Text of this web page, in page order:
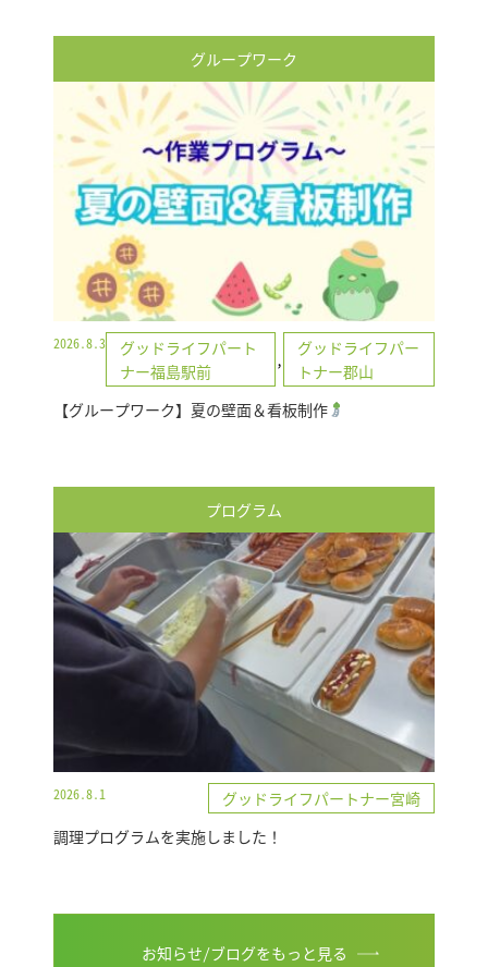
グループワーク
2026.8.3
グッドライフパート
ナー福島駅前
,
グッドライフパー
トナー郡山
【グループワーク】夏の壁面＆看板制作
プログラム
2026.8.1
グッドライフパートナー宮崎
調理プログラムを実施しました！
お知らせ/ブログをもっと見る